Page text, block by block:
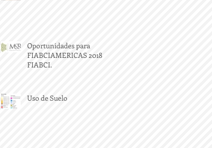
Oportunidades para
FIABCIAMERICAS 2018
FIABCI.
Uso de Suelo